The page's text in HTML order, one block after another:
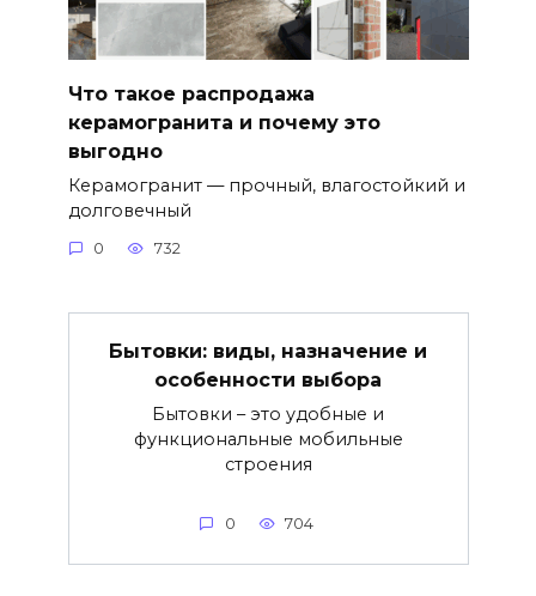
Что такое распродажа
керамогранита и почему это
выгодно
Керамогранит — прочный, влагостойкий и
долговечный
0 732
Бытовки: виды, назначение и
особенности выбора
Бытовки – это удобные и
функциональные мобильные
строения
0 704